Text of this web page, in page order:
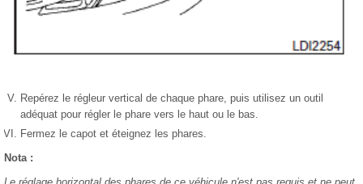
Repérez le régleur vertical de chaque phare, puis utilisez un outil
adéquat pour régler le phare vers le haut ou le bas.
Fermez le capot et éteignez les phares.
Nota :